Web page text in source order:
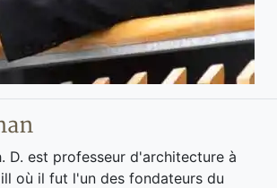
D. est professeur d'architecture à
où il fut l'un des fondateurs du